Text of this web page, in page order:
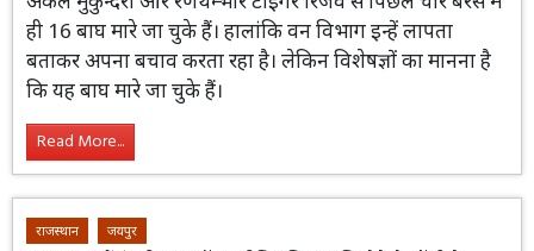
ही 16 बाघ मारे जा चुके हैं। हालांकि वन विभाग इन्हें लापता
बताकर अपना बचाव करता रहा है। लेकिन विशेषज्ञों का मानना है
कि यह बाघ मारे जा चुके हैं।
Read More...
राजस्थान जयपुर